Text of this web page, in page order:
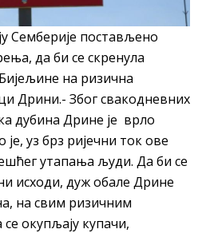
Семберије постављено
да би се скренула
на ризична
Дрини.- Због свакодневних
дубина Дрине је врло
уз брз ријечни ток ове
утапања људи. Да би се
исходи, дуж обале Дрине
на свим ризичним
окупљају купачи,